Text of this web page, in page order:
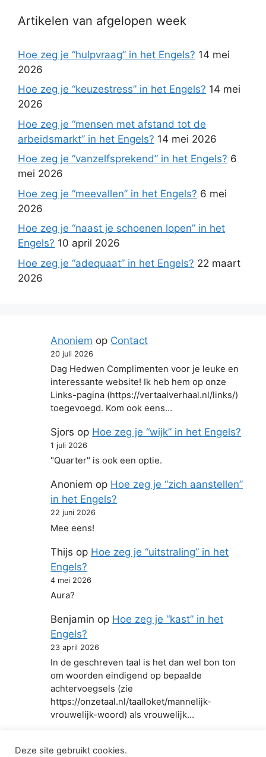
Artikelen van afgelopen week
Hoe zeg je “hulpvraag” in het Engels? 14 mei
2026
Hoe zeg je “keuzestress” in het Engels? 14 mei
2026
Hoe zeg je “mensen met afstand tot de
arbeidsmarkt” in het Engels? 14 mei 2026
Hoe zeg je “vanzelfsprekend” in het Engels? 6
mei 2026
Hoe zeg je “meevallen” in het Engels? 6 mei
2026
Hoe zeg je “naast je schoenen lopen” in het
Engels? 10 april 2026
Hoe zeg je “adequaat” in het Engels? 22 maart
2026
Anoniem op Contact
20 juli 2026
Dag Hedwen Complimenten voor je leuke en
interessante website! Ik heb hem op onze
Links-pagina (https://vertaalverhaal.nl/links/)
toegevoegd. Kom ook eens…
Sjors op Hoe zeg je “wijk” in het Engels?
1 juli 2026
"Quarter" is ook een optie.
Anoniem op Hoe zeg je “zich aanstellen”
in het Engels?
22 juni 2026
Mee eens!
Thijs op Hoe zeg je “uitstraling” in het
Engels?
4 mei 2026
Aura?
Benjamin op Hoe zeg je “kast” in het
Engels?
23 april 2026
In de geschreven taal is het dan wel bon ton
om woorden eindigend op bepaalde
achtervoegsels (zie
https://onzetaal.nl/taalloket/mannelijk-
vrouwelijk-woord) als vrouwelijk…
Deze site gebruikt cookies.